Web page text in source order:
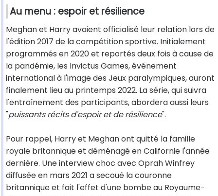
Au menu : espoir et résilience
Meghan et Harry avaient officialisé leur relation lors de
l'édition 2017 de la compétition sportive. Initialement
programmés en 2020 et reportés deux fois à cause de
la pandémie, les Invictus Games, événement
international à l'image des Jeux paralympiques, auront
finalement lieu au printemps 2022. La série, qui suivra
l'entraînement des participants, abordera aussi leurs
"puissants récits d'espoir et de résilience".
Pour rappel, Harry et Meghan ont quitté la famille
royale britannique et déménagé en Californie l'année
dernière. Une interview choc avec Oprah Winfrey
diffusée en mars 2021 a secoué la couronne
britannique et fait l'effet d'une bombe au Royaume-